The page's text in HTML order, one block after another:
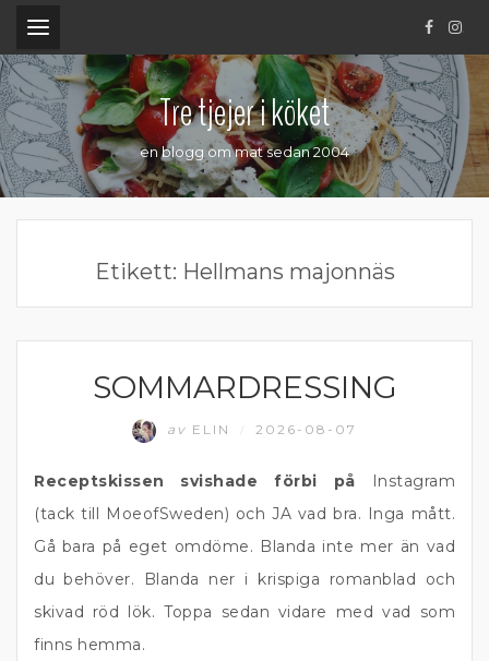
.
Tre tjejer i köket
en blogg om mat sedan 2004
Etikett: Hellmans majonnäs
DRESSINGSOMMARDRESSING
av ELIN 2026-08-07
Receptskissen svishade förbi på Instagram
(tack till MoeofSweden) och JA vad bra. Inga mått.
Gå bara på eget omdöme. Blanda inte mer än vad
du behöver. Blanda ner i krispiga romanblad och
skivad röd lök. Toppa sedan vidare med vad som
finns hemma.